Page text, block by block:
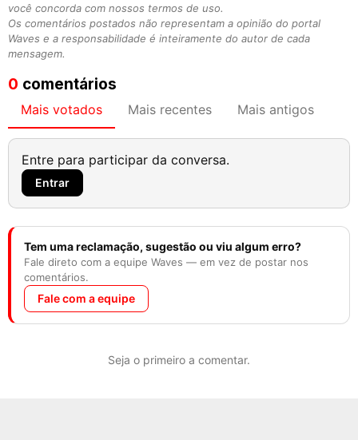
você concorda com nossos termos de uso.
Os comentários postados não representam a opinião do portal
Waves e a responsabilidade é inteiramente do autor de cada
mensagem.
0 comentários
Mais votados Mais recentes Mais antigos
Entre para participar da conversa.
Entrar
Tem uma reclamação, sugestão ou viu algum erro?
Fale direto com a equipe Waves — em vez de postar nos
comentários.
Fale com a equipe
Seja o primeiro a comentar.